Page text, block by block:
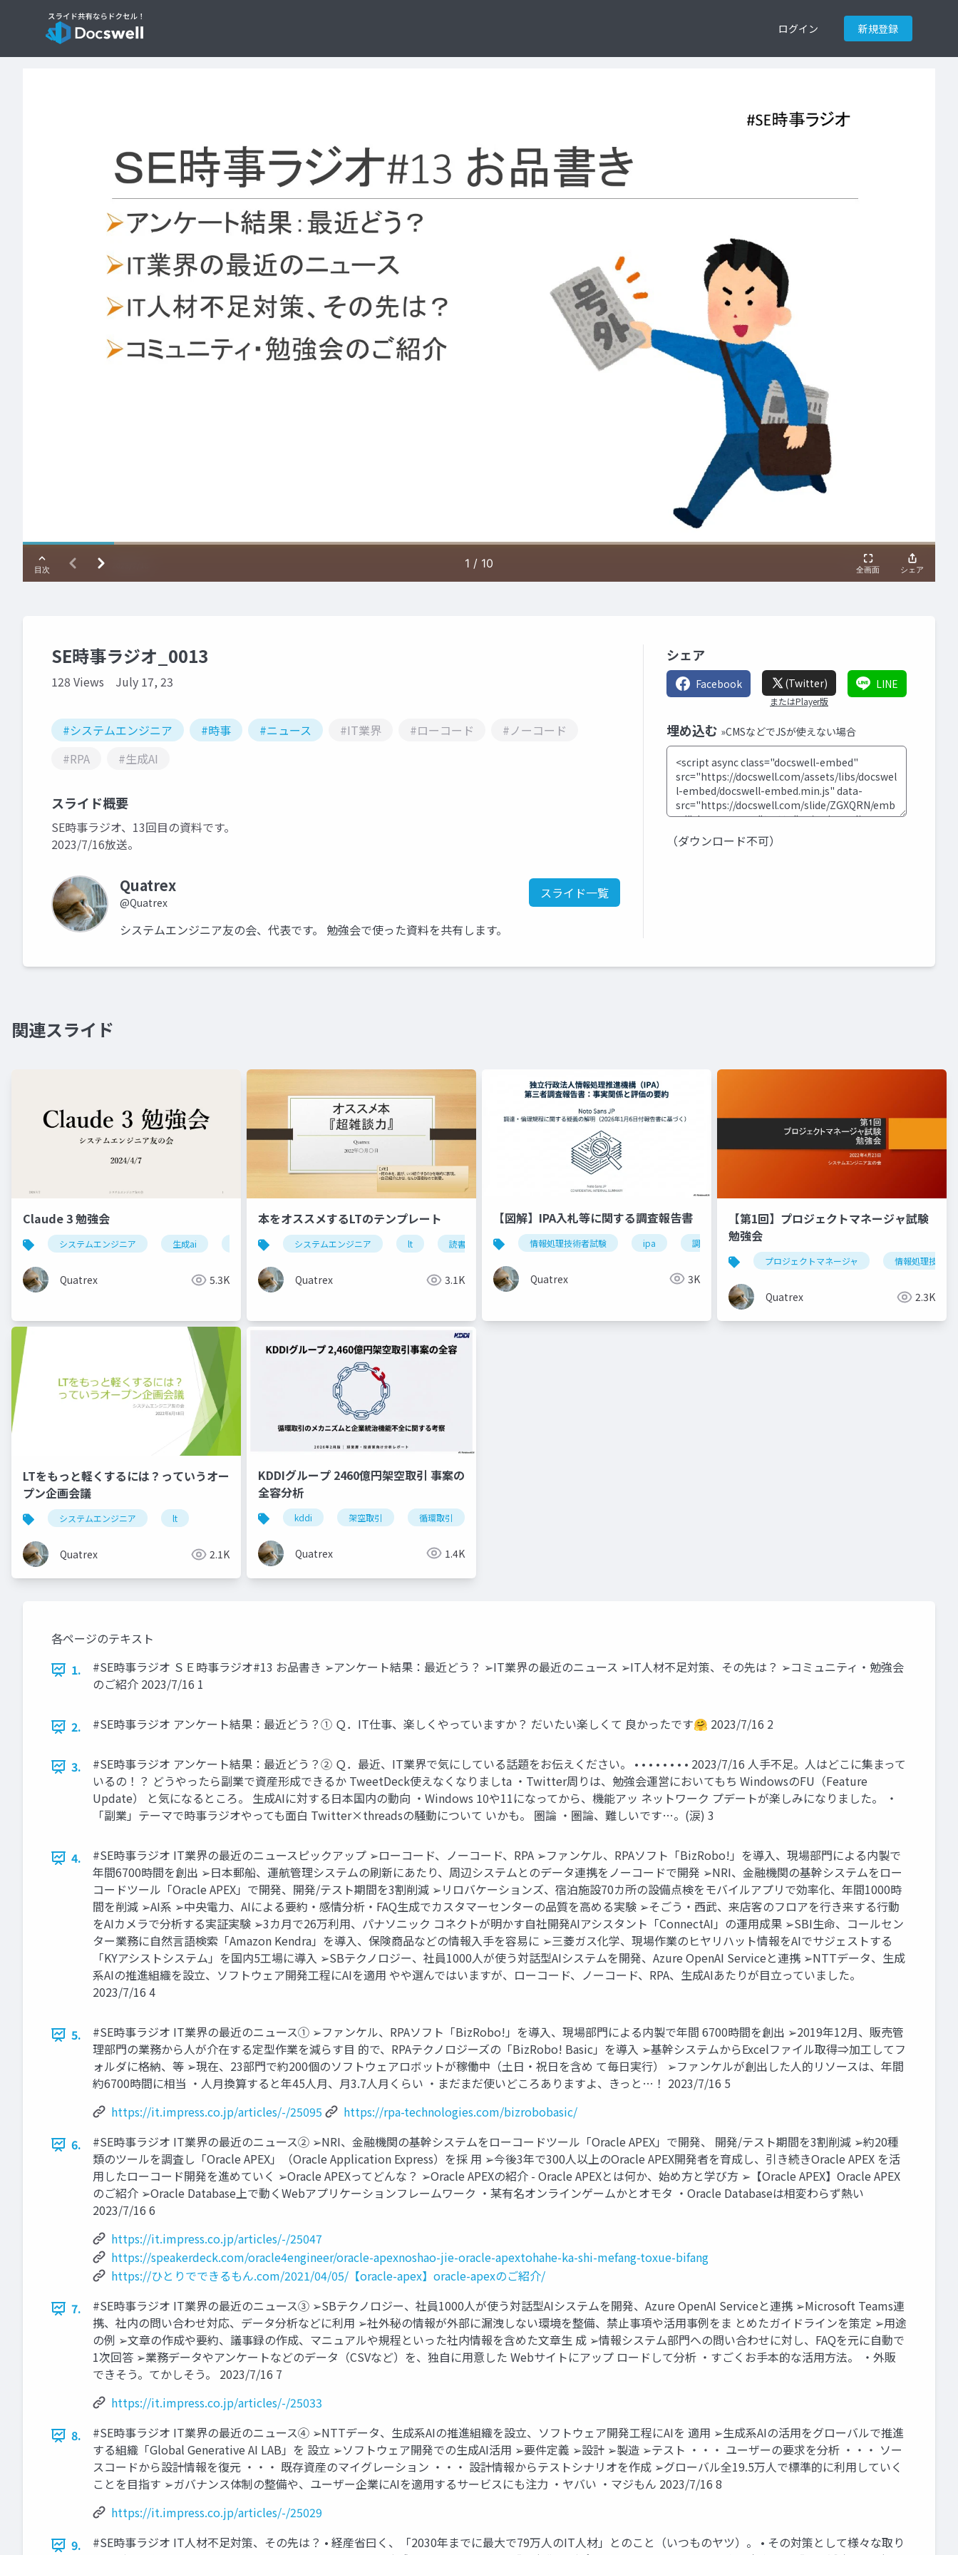
ログイン 新規登録
SE時事ラジオ_0013
128 Views July 17, 23
#システムエンジニア #時事 #ニュース #IT業界 #ローコード
#ノーコード
#RPA
#生成AI
スライド概要
SE時事ラジオ、13回目の資料です。
2023/7/16放送。
Quatrex
@Quatrex
スライド一覧
システムエンジニア友の会、代表です。 勉強会で使った資料を共有します。
シェア
Facebook (Twitter)
またはPlayer版
LINE
埋め込む »CMSなどでJSが使えない場合
（ダウンロード不可）
関連スライド
Claude 3 勉強会
システムエンジニア 生成ai claude chatgpt
Quatrex 5.3K
本をオススメするLTのテンプレート
システムエンジニア lt 読書
Quatrex 3.1K
【図解】IPA入札等に関する調査報告書
情報処理技術者試験 ipa 調査報告書
Quatrex 3K
【第1回】プロジェクトマネージャ試験
勉強会
プロジェクトマネージャ 情報処理技術者
Quatrex 2.3K
LTをもっと軽くするには？っていうオー
プン企画会議
システムエンジニア lt
Quatrex 2.1K
KDDIグループ 2460億円架空取引 事案の
全容分析
kddi 架空取引 循環取引
Quatrex 1.4K
各ページのテキスト
1.
#SE時事ラジオ ＳＥ時事ラジオ#13 お品書き ➢アンケート結果：最近どう？ ➢IT業界の最近のニュース ➢IT人材不足対策、その先は？ ➢コミュニティ・勉強会
のご紹介 2023/7/16 1
2. #SE時事ラジオ アンケート結果：最近どう？① Ｑ．IT仕事、楽しくやっていますか？ だいたい楽しくて 良かったです🤗 2023/7/16 2
3.
#SE時事ラジオ アンケート結果：最近どう？② Ｑ．最近、IT業界で気にしている話題をお伝えください。 • • • • • • • • 2023/7/16 人手不足。人はどこに集まって
いるの！？ どうやったら副業で資産形成できるか TweetDeck使えなくなりましta ・Twitter周りは、勉強会運営においてもち WindowsのFU（Feature
Update） と気になるところ。 生成AIに対する日本国内の動向 ・Windows 10や11になってから、機能アッ ネットワーク プデートが楽しみになりました。 ・
「副業」テーマで時事ラジオやっても面白 Twitter×threadsの騒動について いかも。 圏論 ・圏論、難しいです…。(涙) 3
4.
#SE時事ラジオ IT業界の最近のニュースピックアップ ➢ローコード、ノーコード、RPA ➢ファンケル、RPAソフト「BizRobo!」を導入、現場部門による内製で
年間6700時間を創出 ➢日本郵船、運航管理システムの刷新にあたり、周辺システムとのデータ連携をノーコードで開発 ➢NRI、金融機関の基幹システムをロー
コードツール「Oracle APEX」で開発、開発/テスト期間を3割削減 ➢リロバケーションズ、宿泊施設70カ所の設備点検をモバイルアプリで効率化、年間1000時
間を削減 ➢AI系 ➢中央電力、AIによる要約・感情分析・FAQ生成でカスタマーセンターの品質を高める実験 ➢そごう・西武、来店客のフロアを行き来する行動
をAIカメラで分析する実証実験 ➢3カ月で26万利用、パナソニック コネクトが明かす自社開発AIアシスタント「ConnectAI」の運用成果 ➢SBI生命、コールセン
ター業務に自然言語検索「Amazon Kendra」を導入、保険商品などの情報入手を容易に ➢三菱ガス化学、現場作業のヒヤリハット情報をAIでサジェストする
「KYアシストシステム」を国内5工場に導入 ➢SBテクノロジー、社員1000人が使う対話型AIシステムを開発、Azure OpenAI Serviceと連携 ➢NTTデータ、生成
系AIの推進組織を設立、ソフトウェア開発工程にAIを適用 やや選んではいますが、ローコード、ノーコード、RPA、生成AIあたりが目立っていました。
2023/7/16 4
5.
#SE時事ラジオ IT業界の最近のニュース① ➢ファンケル、RPAソフト「BizRobo!」を導入、現場部門による内製で年間 6700時間を創出 ➢2019年12月、販売管
理部門の業務から人が介在する定型作業を減らす目 的で、RPAテクノロジーズの「BizRobo! Basic」を導入 ➢基幹システムからExcelファイル取得⇒加工してフ
ォルダに格納、等 ➢現在、23部門で約200個のソフトウェアロボットが稼働中（土日・祝日を含め て毎日実行） ➢ファンケルが創出した人的リソースは、年間
約6700時間に相当 ・人月換算すると年45人月、月3.7人月くらい ・まだまだ使いどころありますよ、きっと…！ 2023/7/16 5
https://it.impress.co.jp/articles/-/25095
https://rpa-technologies.com/bizrobobasic/
6.
#SE時事ラジオ IT業界の最近のニュース② ➢NRI、金融機関の基幹システムをローコードツール「Oracle APEX」で開発、 開発/テスト期間を3割削減 ➢約20種
類のツールを調査し「Oracle APEX」（Oracle Application Express）を採 用 ➢今後3年で300人以上のOracle APEX開発者を育成し、引き続きOracle APEX を活
用したローコード開発を進めていく ➢Oracle APEXってどんな？ ➢Oracle APEXの紹介 - Oracle APEXとは何か、始め方と学び方 ➢【Oracle APEX】Oracle APEX
のご紹介 ➢Oracle Database上で動くWebアプリケーションフレームワーク ・某有名オンラインゲームかとオモタ ・Oracle Databaseは相変わらず熱い
2023/7/16 6
https://it.impress.co.jp/articles/-/25047
https://speakerdeck.com/oracle4engineer/oracle-apexnoshao-jie-oracle-apextohahe-ka-shi-mefang-toxue-bifang
https://ひとりでできるもん.com/2021/04/05/【oracle-apex】oracle-apexのご紹介/
7.
#SE時事ラジオ IT業界の最近のニュース③ ➢SBテクノロジー、社員1000人が使う対話型AIシステムを開発、Azure OpenAI Serviceと連携 ➢Microsoft Teams連
携、社内の問い合わせ対応、データ分析などに利用 ➢社外秘の情報が外部に漏洩しない環境を整備、禁止事項や活用事例をま とめたガイドラインを策定 ➢用途
の例 ➢文章の作成や要約、議事録の作成、マニュアルや規程といった社内情報を含めた文章生 成 ➢情報システム部門への問い合わせに対し、FAQを元に自動で
1次回答 ➢業務データやアンケートなどのデータ（CSVなど）を、独自に用意した Webサイトにアップ ロードして分析 ・すごくお手本的な活用方法。 ・外販
できそう。てかしそう。 2023/7/16 7
https://it.impress.co.jp/articles/-/25033
8.
#SE時事ラジオ IT業界の最近のニュース④ ➢NTTデータ、生成系AIの推進組織を設立、ソフトウェア開発工程にAIを 適用 ➢生成系AIの活用をグローバルで推進
する組織「Global Generative AI LAB」を 設立 ➢ソフトウェア開発での生成AI活用 ➢要件定義 ➢設計 ➢製造 ➢テスト ・・・ ユーザーの要求を分析 ・・・ ソー
スコードから設計情報を復元 ・・・ 既存資産のマイグレーション ・・・ 設計情報からテストシナリオを作成 ➢グローバル全19.5万人で標準的に利用していく
ことを目指す ➢ガバナンス体制の整備や、ユーザー企業にAIを適用するサービスにも注力 ・ヤバい ・マジもん 2023/7/16 8
https://it.impress.co.jp/articles/-/25029
9.
#SE時事ラジオ IT人材不足対策、その先は？ • 経産省曰く、「2030年までに最大で79万人のIT人材」とのこと（いつものヤツ）。 • その対策として様々な取り